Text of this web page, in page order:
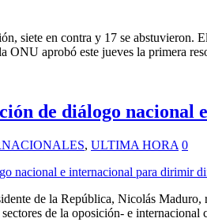
siete en contra y 17 se
ONU aprobó este jueves la primera
de diálogo nacional
, ULTIMA HORA 0
de la República, Nicolás
de la oposición- e